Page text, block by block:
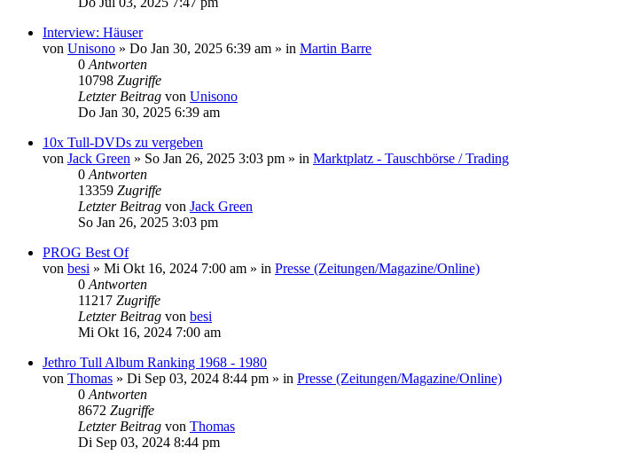
Interview: Häuser
von Unisono » Do Jan 30, 2025 6:39 am » in Martin Barre
0 Antworten
10798 Zugriffe
Letzter Beitrag von Unisono
Do Jan 30, 2025 6:39 am
10x Tull-DVDs zu vergeben
von Jack Green » So Jan 26, 2025 3:03 pm » in Marktplatz - Tauschbörse / Trading
0 Antworten
13359 Zugriffe
Letzter Beitrag von Jack Green
So Jan 26, 2025 3:03 pm
PROG Best Of
von besi » Mi Okt 16, 2024 7:00 am » in Presse (Zeitungen/Magazine/Online)
0 Antworten
11217 Zugriffe
Letzter Beitrag von besi
Mi Okt 16, 2024 7:00 am
Jethro Tull Album Ranking 1968 - 1980
von Thomas » Di Sep 03, 2024 8:44 pm » in Presse (Zeitungen/Magazine/Online)
0 Antworten
8672 Zugriffe
Letzter Beitrag von Thomas
Di Sep 03, 2024 8:44 pm